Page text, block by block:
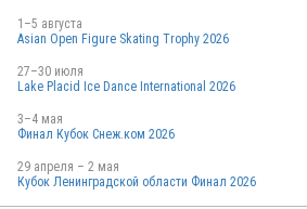
1–5 августа
Asian Open Figure Skating Trophy 2026
27–30 июля
Lake Placid Ice Dance International 2026
3–4 мая
Финал Кубок Снеж.ком 2026
29 апреля – 2 мая
Кубок Ленинградской области Финал 2026